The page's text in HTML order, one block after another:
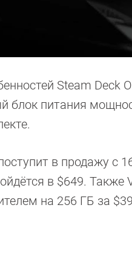
Steam Deck
блок питания
в продажу с
в $649.
на 256 ГБ за